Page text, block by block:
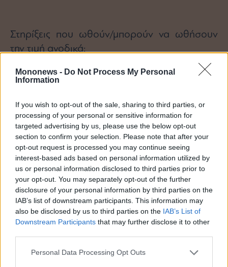
Mononews - Do Not Process My Personal
Information
If you wish to opt-out of the sale, sharing to third parties, or
processing of your personal or sensitive information for
targeted advertising by us, please use the below opt-out
section to confirm your selection. Please note that after your
opt-out request is processed you may continue seeing
interest-based ads based on personal information utilized by
us or personal information disclosed to third parties prior to
your opt-out. You may separately opt-out of the further
disclosure of your personal information by third parties on the
IAB’s list of downstream participants. This information may
also be disclosed by us to third parties on the IAB’s List of
Downstream Participants that may further disclose it to other
Personal Data Processing Opt Outs
Στηρίξεις που ωθούν/μπορούν να ωθήσουν
την τιμή ανοδικά:
η μεσοπρόθεσμη στήριξη στα83,94$
η μεσοπρόθεσμη στήριξη στα73,84$
η μεσοπρόθεσμη στήριξη στα70,00$
η μεσοπρόθεσμη στήριξη στα65,72$
η μεσοπρόθεσμη στήριξη στα57,46$
το χαμηλό των 120 ημερών στα54,89$.